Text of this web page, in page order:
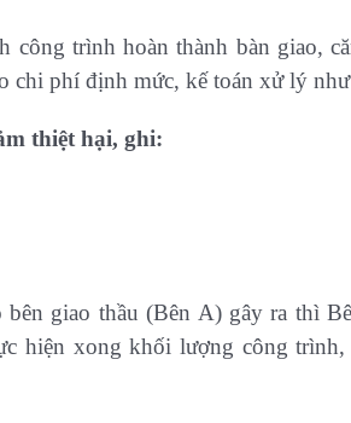
công trình hoàn thành bàn giao,
chi phí định mức, kế toán xử lý như
thiệt hại, ghi:
giao thầu (Bên A) gây ra thì
hiện xong khối lượng công